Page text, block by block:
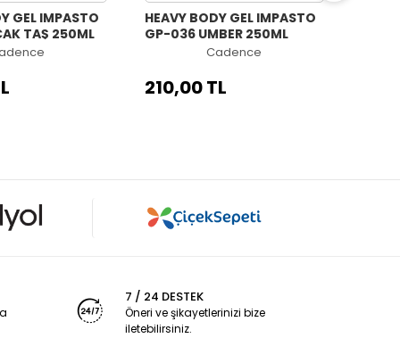
GEL IMPASTO
TAŞ 250ML
HEAVY BODY GEL IMPASTO
GP-036 UMBER 250ML
Cadence
210,00 TL
7 / 24 DESTEK
Öneri ve şikayetlerinizi bize
iletebilirsiniz.